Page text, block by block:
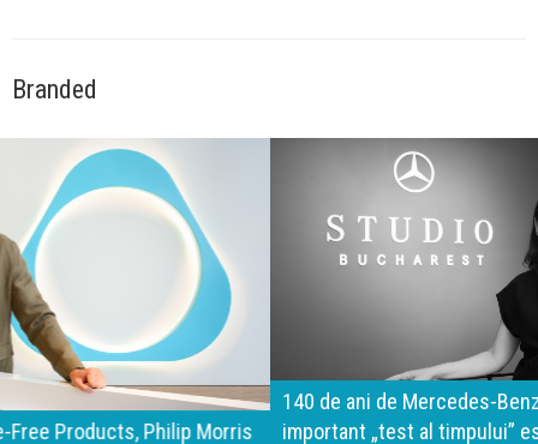
Branded
140 de ani de Mercedes-Benz. Ramona Pîrlog: Cel mai
important „test al timpului” este să inovăm constant, dar